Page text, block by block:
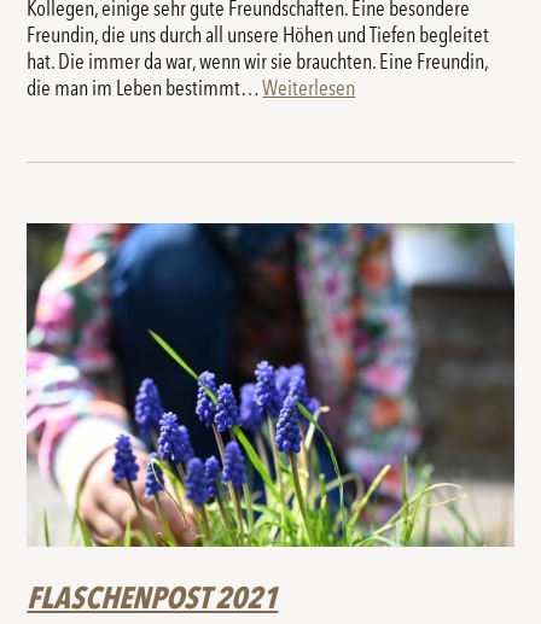
Kollegen, einige sehr gute Freundschaften. Eine besondere
Freundin, die uns durch all unsere Höhen und Tiefen begleitet
hat. Die immer da war, wenn wir sie brauchten. Eine Freundin,
die man im Leben bestimmt…Weiterlesen
FLASCHENPOST 2021